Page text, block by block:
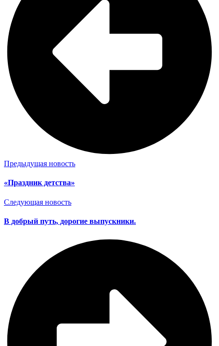
Предыдущая новость
«Праздник детства»
Следующая новость
В добрый путь, дорогие выпускники.